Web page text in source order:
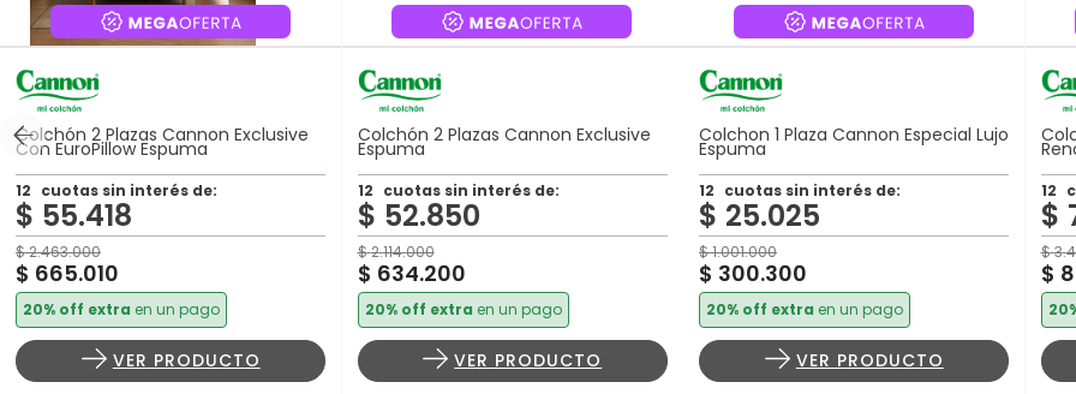
Colchón 2 Plazas Cannon Exclusive
Con EuroPillow Espuma
12 cuotas sin interés de:
$ 55.418
$2.463.000
$ 665.010
20% off extra en un pago
VER PRODUCTO
Colchón 2 Plazas Cannon Exclusive
Espuma
12 cuotas sin interés de:
$ 52.850
$2.114.000
$ 634.200
20% off extra en un pago
VER PRODUCTO
Colchon 1 Plaza Cannon Especial Lujo
Espuma
12 cuotas sin interés de:
$ 25.025
$1.001.000
$ 300.300
20% off extra en un pago
VER PRODUCTO
12
$
$3.
$